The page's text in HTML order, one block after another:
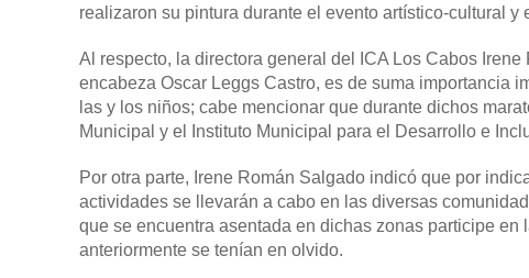
realizaron su pintura durante el evento artístico-cultural y
Al respecto, la directora general del ICA Los Cabos
encabeza Oscar Leggs Castro, es de suma importancia
las y los niños; cabe mencionar que durante dichos
Municipal y el Instituto Municipal para el Desarrollo e
Por otra parte, Irene Román Salgado indicó que por
actividades se llevarán a cabo en las diversas
que se encuentra asentada en dichas zonas participe
anteriormente se tenían en olvido.